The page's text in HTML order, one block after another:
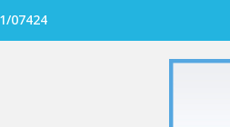
07424